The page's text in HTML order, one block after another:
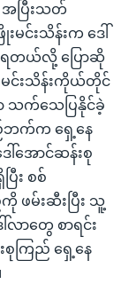
အပြီးသတ်
မင်းသိန်းက ဒေါ်
ရတယ်လို့ ပြောဆို
င်းသိန်းကိုယ်တိုင်
သက်သေပြနိုင်ခဲ့
ည်ဘက်က ရှေ့နေ
အောင်ဆန်းစု
း စစ်
ဖမ်းဆီးပြီး သူ့
ာတွေ စာရင်း
စုကြည် ရှေ့နေ